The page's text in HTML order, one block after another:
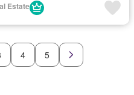
Estate
4 5